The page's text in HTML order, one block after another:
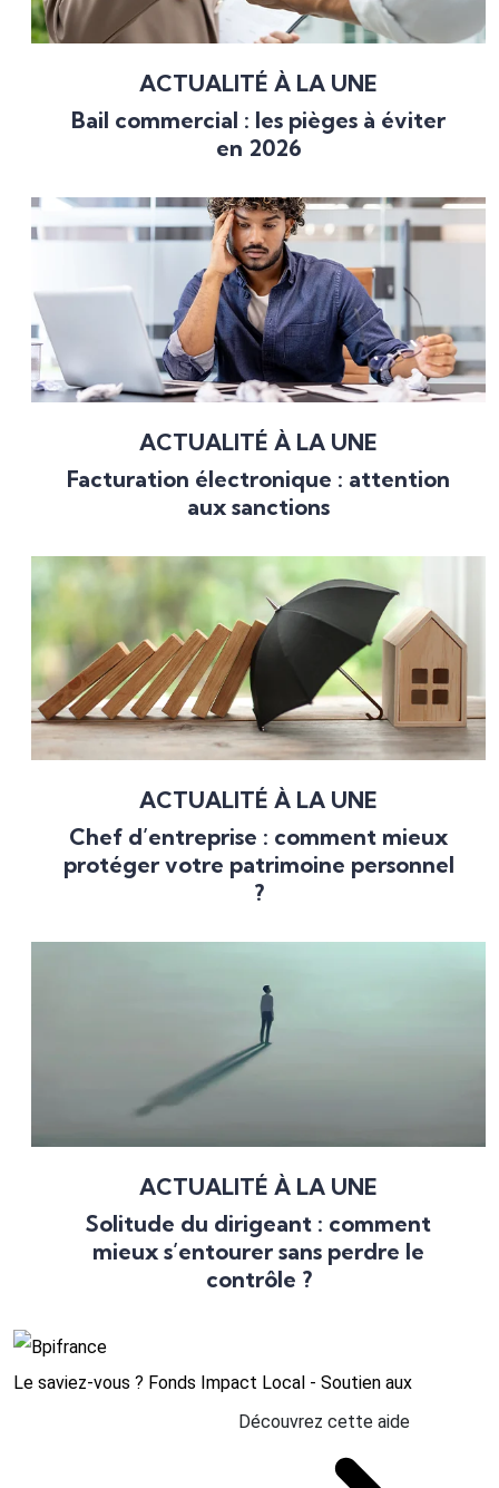
ACTUALITÉ À LA UNE
Bail commercial : les pièges à éviter
en 2026
ACTUALITÉ À LA UNE
Facturation électronique : attention
aux sanctions
ACTUALITÉ À LA UNE
Chef d’entreprise : comment mieux
protéger votre patrimoine personnel
?
ACTUALITÉ À LA UNE
Solitude du dirigeant : comment
mieux s’entourer sans perdre le
contrôle ?
Le saviez-vous ? Fonds Impact Local - Soutien aux
Découvrez cette aide